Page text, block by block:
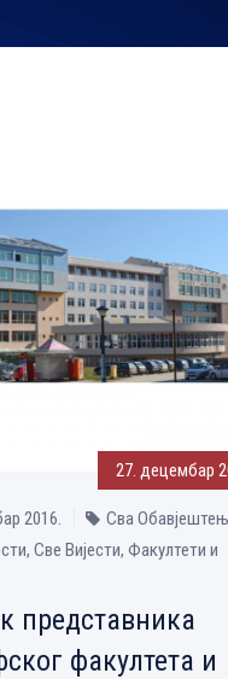
27. децембар
2016.
Сва
Све Вијести, Факултети и
представника
факултета и